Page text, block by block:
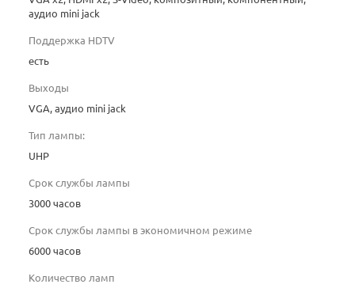
аудио mini jack
Поддержка HDTV
есть
Выходы
VGA, аудио mini jack
Тип лампы:
UHP
Срок службы лампы
3000 часов
Срок службы лампы в экономичном режиме
6000 часов
Количество ламп